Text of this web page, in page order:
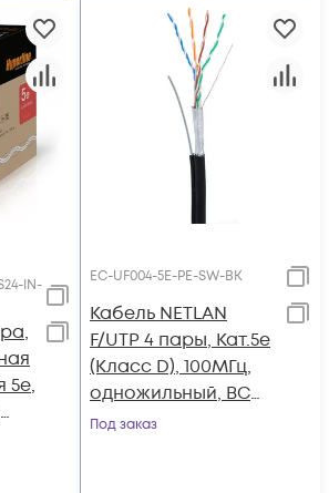
IN-
5e,
EC-UF004-5E-PE-SW-BK
Кабель NETLAN
F/UTP 4 пары, Кат.5e
(Класс D), 100МГц,
одножильный, BC
(чистая медь),
Под заказ